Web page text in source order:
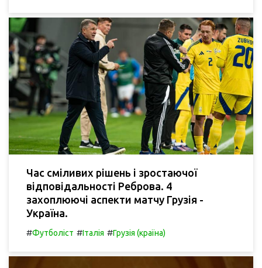
Час сміливих рішень і зростаючої
відповідальності Реброва. 4
захоплюючі аспекти матчу Грузія -
Україна.
#Футболіст #Італія #Грузія (країна)